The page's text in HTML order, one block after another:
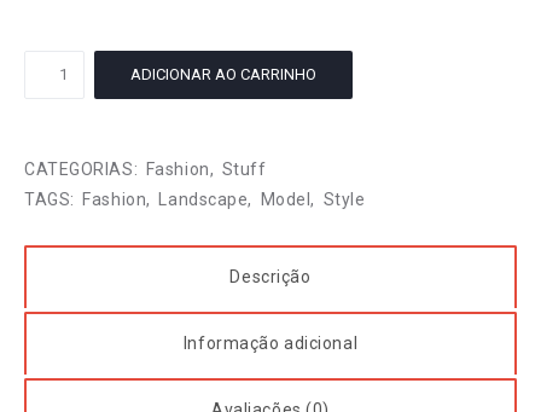
ADICIONAR AO CARRINHO
CATEGORIAS: Fashion, Stuff
TAGS: Fashion, Landscape, Model, Style
Descrição
Informação adicional